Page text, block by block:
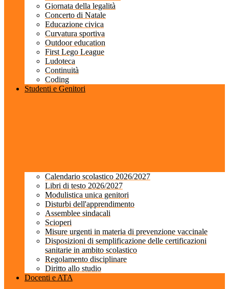
Giornata della legalità
Concerto di Natale
Educazione civica
Curvatura sportiva
Outdoor education
First Lego League
Ludoteca
Continuità
Coding
Studenti e Genitori
Calendario scolastico 2026/2027
Libri di testo 2026/2027
Modulistica unica genitori
Disturbi dell'apprendimento
Assemblee sindacali
Scioperi
Misure urgenti in materia di prevenzione vaccinale
Disposizioni di semplificazione delle certificazioni
sanitarie in ambito scolastico
Regolamento disciplinare
Diritto allo studio
Docenti e ATA